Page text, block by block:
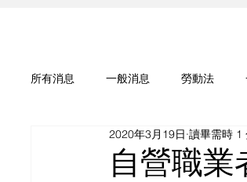
所有消息 一般消息 勞動法
自營職
2020年3月19日 讀畢需時 1